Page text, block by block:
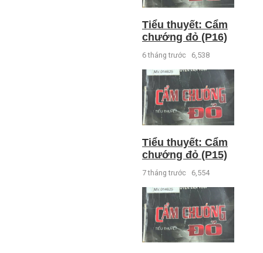
Tiểu thuyết: Cẩm
chướng đỏ (P16)
6 tháng trước 6,538
Tiểu thuyết: Cẩm
chướng đỏ (P15)
7 tháng trước 6,554